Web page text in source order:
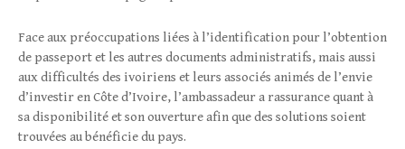
Face aux préoccupations liées à l’identification pour l’obtention
de passeport et les autres documents administratifs, mais aussi
aux difficultés des ivoiriens et leurs associés animés de l’envie
d’investir en Côte d’Ivoire, l’ambassadeur a rassurance quant à
sa disponibilité et son ouverture afin que des solutions soient
trouvées au bénéficie du pays.